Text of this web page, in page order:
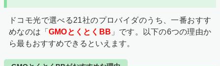
ドコモ光で選べる21社のプロバイダのうち、一番おすす
めなのは「GMOとくとくBB 」です。以下の6つの理由か
ら最もおすすめできるといえます。